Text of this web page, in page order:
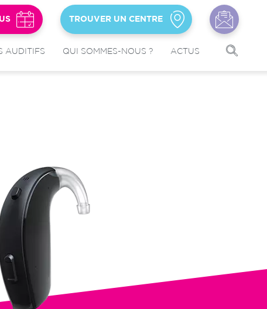
AUDITIFS QUI SOMMES-NOUS ? ACTUS
TROUVER UN CENTRE